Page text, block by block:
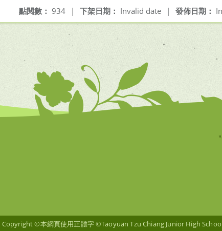
發佈日期：
下架日期： Invalid date |
點閱數： 934 |
Copyright ©本網頁使用正體字 ©Taoyuan Tzu Chiang Junior High